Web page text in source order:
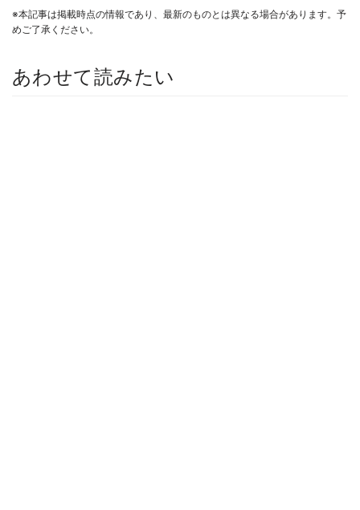
※本記事は掲載時点の情報であり、最新のものとは異なる場合があります。予
めご了承ください。
あわせて読みたい